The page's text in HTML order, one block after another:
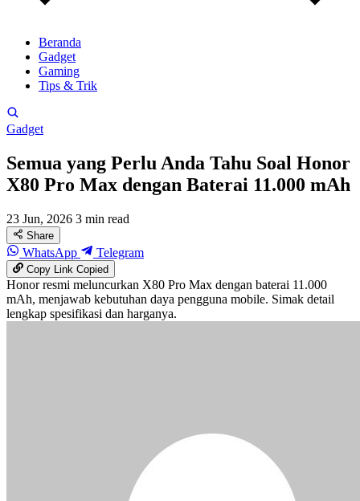
Beranda
Gadget
Gaming
Tips & Trik
Gadget
Semua yang Perlu Anda Tahu Soal Honor
X80 Pro Max dengan Baterai 11.000 mAh
23 Jun, 2026 3 min read
Share
WhatsApp Telegram
Copy LinkCopied
Honor resmi meluncurkan X80 Pro Max dengan baterai 11.000
mAh, menjawab kebutuhan daya pengguna mobile. Simak detail
lengkap spesifikasi dan harganya.